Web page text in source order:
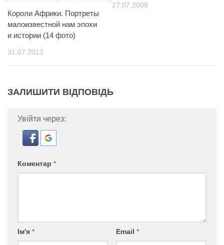
Короли Африки. Портреты
малоизвестной нам эпохи
и истории (14 фото)
31.07.2012
27.07.2009
ЗАЛИШИТИ ВІДПОВІДЬ
Увійти через:
Коментар *
Ім'я * Email *